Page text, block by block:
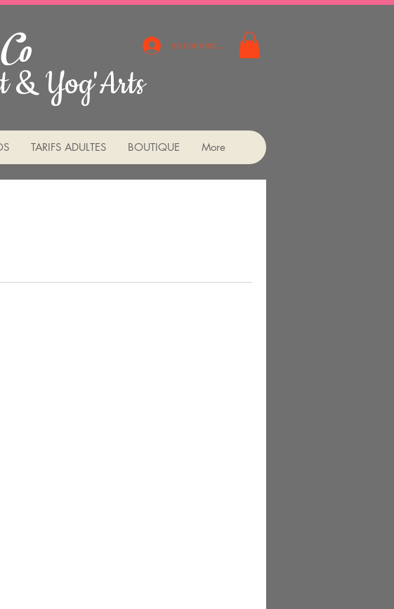
& Yog'Arts
se connecter
TARIFS ADULTES BOUTIQUE More